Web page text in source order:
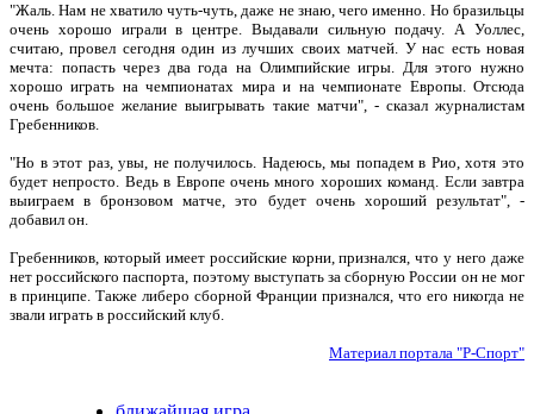
"Жаль. Нам не хватило чуть-чуть, даже не знаю, чего именно. Но бразильцы
очень хорошо играли в центре. Выдавали сильную подачу. А Уоллес,
считаю, провел сегодня один из лучших своих матчей. У нас есть новая
мечта: попасть через два года на Олимпийские игры. Для этого нужно
хорошо играть на чемпионатах мира и на чемпионате Европы. Отсюда
очень большое желание выигрывать такие матчи", - сказал журналистам
Гребенников.
"Но в этот раз, увы, не получилось. Надеюсь, мы попадем в Рио, хотя это
будет непросто. Ведь в Европе очень много хороших команд. Если завтра
выиграем в бронзовом матче, это будет очень хороший результат", -
добавил он.
Гребенников, который имеет российские корни, признался, что у него даже
нет российского паспорта, поэтому выступать за сборную России он не мог
в принципе. Также либеро сборной Франции признался, что его никогда не
звали играть в российский клуб.
Материал портала "Р-Спорт"